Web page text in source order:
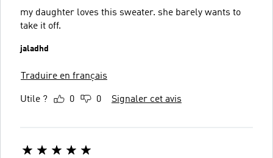
my daughter loves this sweater. she barely wants to
take it off.
jaladhd
Traduire en français
Utile ? 0 0 Signaler cet avis